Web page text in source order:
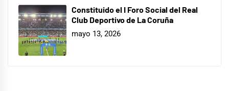
Constituido el I Foro Social del Real
Club Deportivo de La Coruña
mayo 13, 2026